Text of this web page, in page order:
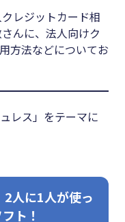
レジットカード相
んに、法人向けク
方法などについてお
レス」をテーマに
2人に1人が使っ
ト！